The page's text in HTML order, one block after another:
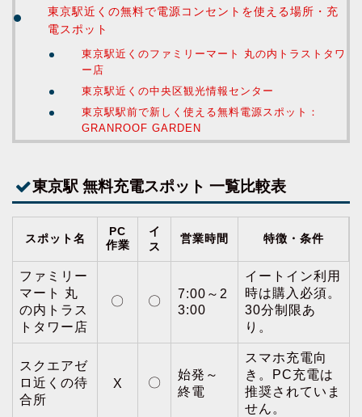
東京駅近くの無料で電源コンセントを使える場所・充
電スポット
東京駅近くのファミリーマート 丸の内トラストタワ
ー店
東京駅近くの中央区観光情報センター
東京駅駅前で新しく使える無料電源スポット：
GRANROOF GARDEN
東京駅 無料充電スポット 一覧比較表
スポット名
PC
作業
イ
ス
営業時間 特徴・条件
ファミリー
マート 丸
の内トラス
トタワー店
〇 〇
7:00～2
3:00
イートイン利用
時は購入必須。
30分制限あ
り。
スクエアゼ
ロ近くの待
合所
X 〇
始発～
終電
スマホ充電向
き。PC充電は
推奨されていま
せん。